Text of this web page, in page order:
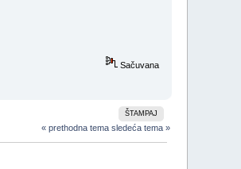
Sačuvana
ŠTAMPAJ
« prethodna tema sledeća tema »